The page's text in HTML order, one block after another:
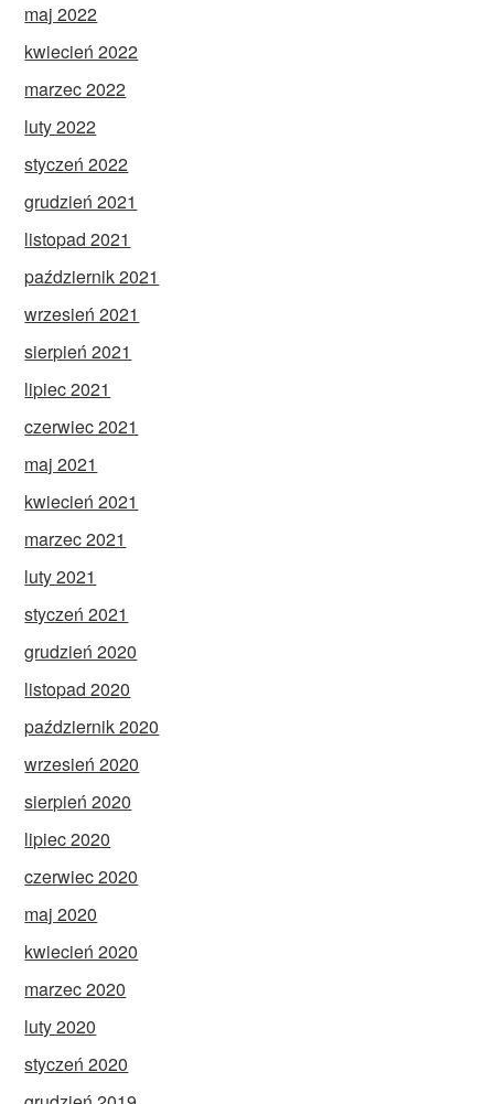
maj 2022
kwiecień 2022
marzec 2022
luty 2022
styczeń 2022
grudzień 2021
listopad 2021
październik 2021
wrzesień 2021
sierpień 2021
lipiec 2021
czerwiec 2021
maj 2021
kwiecień 2021
marzec 2021
luty 2021
styczeń 2021
grudzień 2020
listopad 2020
październik 2020
wrzesień 2020
sierpień 2020
lipiec 2020
czerwiec 2020
maj 2020
kwiecień 2020
marzec 2020
luty 2020
styczeń 2020